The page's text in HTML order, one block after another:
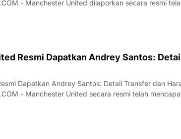
telah mencapai
Resmi Dapatkan Andrey Santos:
Dapatkan Andrey Santos: Detail Transfer dan
kesepakatan